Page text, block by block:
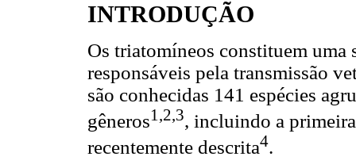
INTRODUÇÃO
Os triatomíneos constituem
responsáveis pela transmissão
são conhecidas 141 espécies
gêneros1,2,3, incluindo a
recentemente descrita4.